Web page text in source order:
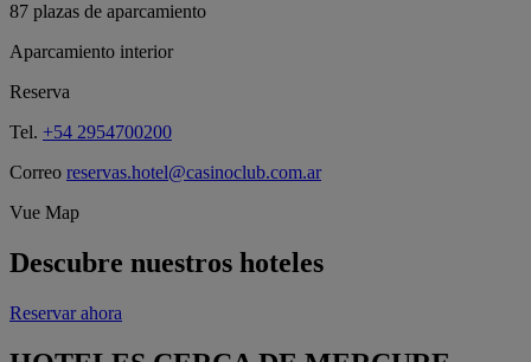
87 plazas de aparcamiento
Aparcamiento interior
Reserva
Tel. +54 2954700200
Correo reservas.hotel@casinoclub.com.ar
Vue Map
Descubre nuestros hoteles
Reservar ahora